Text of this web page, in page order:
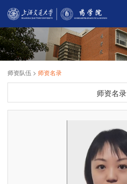
师资队伍 > 师资名录
师资名录